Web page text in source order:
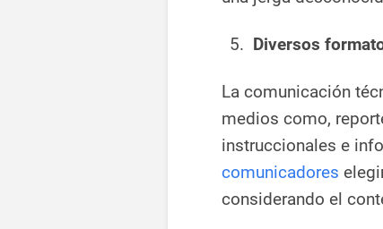
Diversos
La comunicación
medios como,
instruccionales e
comunicadores
considerando el